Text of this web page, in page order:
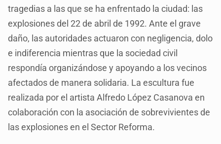
tragedias a las que se ha enfrentado la ciudad: las
explosiones del 22 de abril de 1992. Ante el grave
daño, las autoridades actuaron con negligencia, dolo
e indiferencia mientras que la sociedad civil
respondía organizándose y apoyando a los vecinos
afectados de manera solidaria. La escultura fue
realizada por el artista Alfredo López Casanova en
colaboración con la asociación de sobrevivientes de
las explosiones en el Sector Reforma.